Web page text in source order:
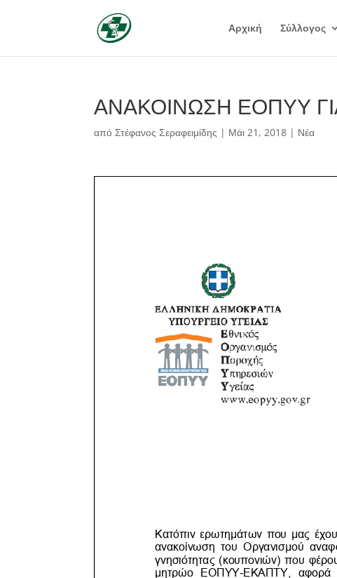
Αρχική Σύλλογος
ΑΝΑΚΟΙΝΩΣΗ ΕΟΠΥΥ
απόΣτέφανος Σεραφειμίδης | Μάι 21, 2018 | Νέα